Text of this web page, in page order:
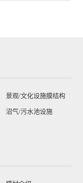
景观/文化设施膜结构
沼气/污水池设施